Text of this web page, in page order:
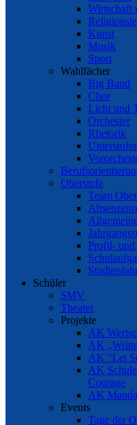
Wirtschaft
Kunst
Musik
Sport
Wahlfächer
Big Band
Chor
Licht und
Orchester
Rhetorik
Oberstufe
Team
Profil- und
Schüler
SMV
Theater
Projekte
AK
AK
AK “Let
AK
Courage
AK
Events
Tage der